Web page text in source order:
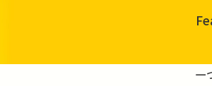
一覧を見る
一